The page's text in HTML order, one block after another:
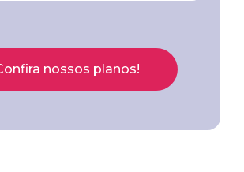
nossos planos!